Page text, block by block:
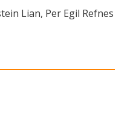
Lian, Per Egil Refnes